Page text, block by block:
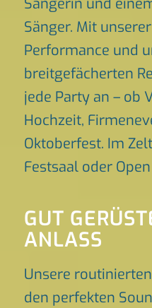
Sängerin und
Sänger. Mit
Performance und
breitgefächerten
jede Party an – ob
Hochzeit,
Oktoberfest. Im
Festsaal oder
GUT
ANLASS
Unsere
den perfekten